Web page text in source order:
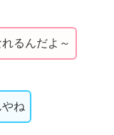
るんだよ～
ね